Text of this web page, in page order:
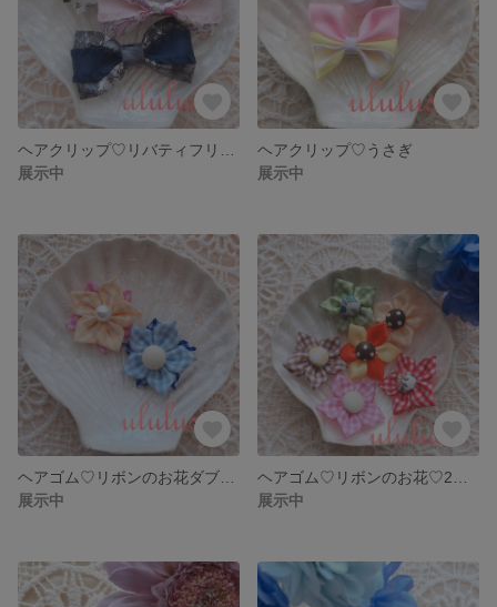
展示中
ヘアクリップ♡うさぎ
展示中
展示中
展示中